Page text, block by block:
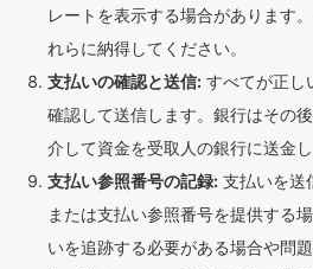
レートを表示する場合があります
れらに納得してください。
支払いの確認と送信: すべてが正し
確認して送信します。銀行はその
介して資金を受取人の銀行に送金し
支払い参照番号の記録: 支払いを送
または支払い参照番号を提供する
いを追跡する必要がある場合や問